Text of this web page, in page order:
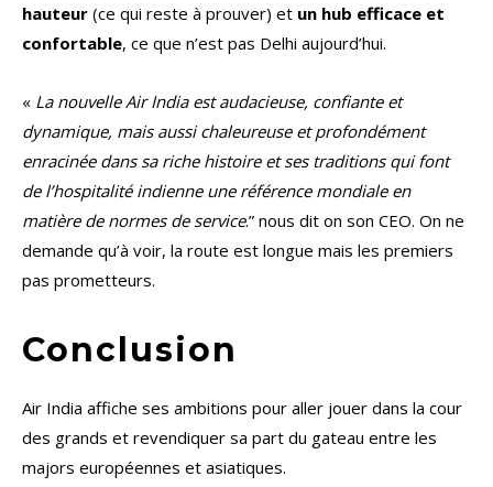
hauteur (ce qui reste à prouver) et un hub efficace et
confortable, ce que n’est pas Delhi aujourd’hui.
« La nouvelle Air India est audacieuse, confiante et
dynamique, mais aussi chaleureuse et profondément
enracinée dans sa riche histoire et ses traditions qui font
de l’hospitalité indienne une référence mondiale en
matière de normes de service.” nous dit on son CEO. On ne
demande qu’à voir, la route est longue mais les premiers
pas prometteurs.
Conclusion
Air India affiche ses ambitions pour aller jouer dans la cour
des grands et revendiquer sa part du gateau entre les
majors européennes et asiatiques.